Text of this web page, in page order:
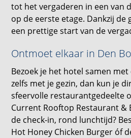
tot het vergaderen in een van
op de eerste etage. Dankzij de
een prettige start van de
Ontmoet elkaar in Den
Bezoek je het hotel samen
zelfs met je gezin, dan kun je
sfeervolle restaurantgedeelte
Current Rooftop Restaurant &
de check-in, rond lunchtijd?
Hot Honey Chicken Burger óf